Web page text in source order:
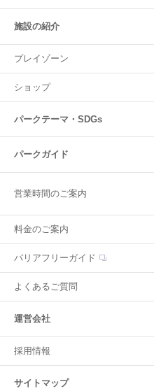
施設の紹介
プレイゾーン
ショップ
パークテーマ・SDGs
パークガイド
営業時間のご案内
料金のご案内
バリアフリーガイド
よくあるご質問
運営会社
採用情報
サイトマップ